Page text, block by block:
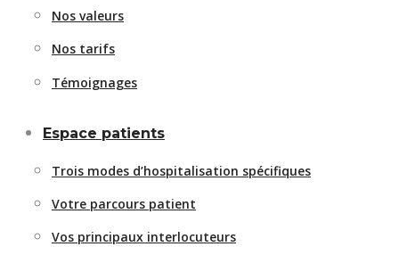
Nos valeurs
Nos tarifs
Témoignages
Espace patients
Trois modes d’hospitalisation spécifiques
Votre parcours patient
Vos principaux interlocuteurs